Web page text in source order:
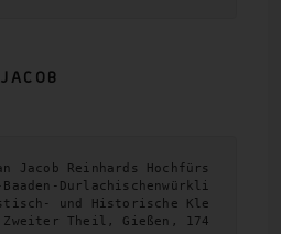
JACOB
Jacob Reinhards Hochfürs
Durlachischenwürkli
und Historische Kle
Theil, Gießen, 174